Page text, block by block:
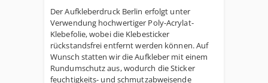
Der Aufkleberdruck Berlin erfolgt unter
Verwendung hochwertiger Poly-Acrylat-
Klebefolie, wobei die Klebesticker
rückstandsfrei entfernt werden können. Auf
Wunsch statten wir die Aufkleber mit einem
Rundumschutz aus, wodurch die Sticker
feuchtigkeits- und schmutzabweisende